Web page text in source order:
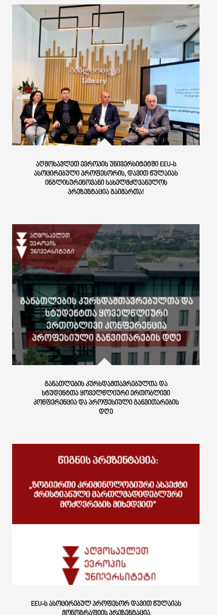
ᲐᲦᲛᲝᲡᲐᲕᲚᲔᲗ ᲔᲕᲠᲝᲞᲘᲡ ᲣᲜᲘᲕᲔᲠᲡᲘᲢᲔᲢᲨᲘ EEU-Ს
ᲐᲡᲝᲪᲘᲠᲔᲑᲣᲚᲘ ᲞᲠᲝᲤᲔᲡᲝᲠᲘᲡ, ᲓᲐᲕᲘᲗ ᲬᲣᲚᲐᲘᲐᲡ
ᲘᲜᲒᲚᲘᲡᲣᲠᲔᲜᲝᲕᲐᲜᲘ ᲡᲐᲮᲔᲚᲛᲫᲦᲕᲐᲜᲔᲚᲝᲡ
ᲞᲠᲔᲖᲔᲜᲢᲐᲪᲘᲐ ᲒᲐᲘᲛᲐᲠᲗᲐ!
ᲒᲐᲜᲐᲗᲚᲔᲑᲘᲡ ᲙᲣᲠᲡᲓᲐᲛᲗᲐᲕᲠᲔᲑᲣᲚᲗᲐ ᲓᲐ
ᲡᲢᲣᲓᲔᲜᲢᲗᲐ ᲧᲝᲕᲔᲚᲬᲚᲘᲣᲠᲘ ᲔᲠᲗᲝᲑᲚᲘᲕᲘ
ᲙᲝᲜᲤᲔᲠᲔᲜᲪᲘᲐ ᲓᲐ ᲞᲠᲝᲤᲔᲡᲘᲣᲚᲘ ᲒᲐᲜᲕᲘᲗᲐᲠᲔᲑᲘᲡ
ᲓᲦᲔ
EEU-Ს ᲐᲡᲝᲪᲘᲠᲔᲑᲣᲚ ᲞᲠᲝᲤᲔᲡᲝᲠ ᲓᲐᲕᲘᲗ ᲬᲣᲚᲐᲘᲐᲡ
ᲛᲝᲜᲝᲒᲠᲐᲤᲘᲘᲡ ᲞᲠᲔᲖᲔᲜᲢᲐᲪᲘᲐ